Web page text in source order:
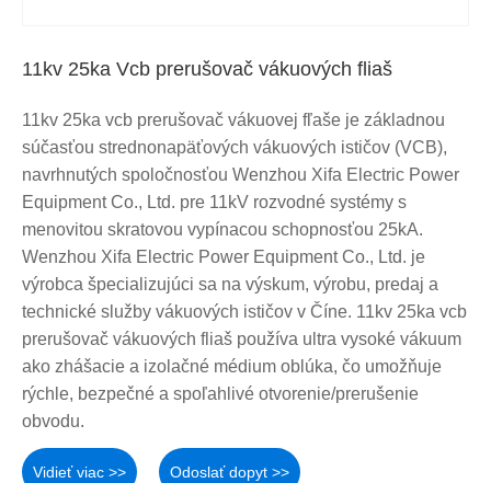
11kv 25ka Vcb prerušovač vákuových fliaš
11kv 25ka vcb prerušovač vákuovej fľaše je základnou
súčasťou strednonapäťových vákuových ističov (VCB),
navrhnutých spoločnosťou Wenzhou Xifa Electric Power
Equipment Co., Ltd. pre 11kV rozvodné systémy s
menovitou skratovou vypínacou schopnosťou 25kA.
Wenzhou Xifa Electric Power Equipment Co., Ltd. je
výrobca špecializujúci sa na výskum, výrobu, predaj a
technické služby vákuových ističov v Číne. 11kv 25ka vcb
prerušovač vákuových fliaš používa ultra vysoké vákuum
ako zhášacie a izolačné médium oblúka, čo umožňuje
rýchle, bezpečné a spoľahlivé otvorenie/prerušenie
obvodu.
Vidieť viac >> Odoslať dopyt >>